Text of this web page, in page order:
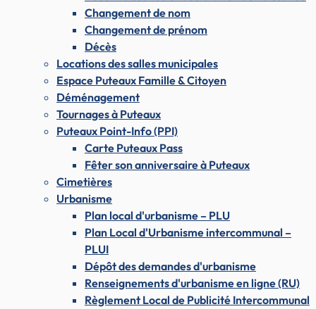
Changement de nom
Changement de prénom
Décès
Locations des salles municipales
Espace Puteaux Famille & Citoyen
Déménagement
Tournages à Puteaux
Puteaux Point-Info (PPI)
Carte Puteaux Pass
Fêter son anniversaire à Puteaux
Cimetières
Urbanisme
Plan local d'urbanisme – PLU
Plan Local d'Urbanisme intercommunal –
PLUI
Dépôt des demandes d'urbanisme
Renseignements d'urbanisme en ligne (RU)
Règlement Local de Publicité Intercommunal